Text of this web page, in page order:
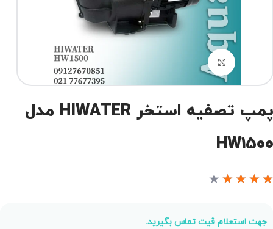
برای بزرگنمایی کلیک کنید
پمپ تصفیه استخر HIWATER مدل
★
★
★
★
جهت استعلام قیت تماس بگیرید.